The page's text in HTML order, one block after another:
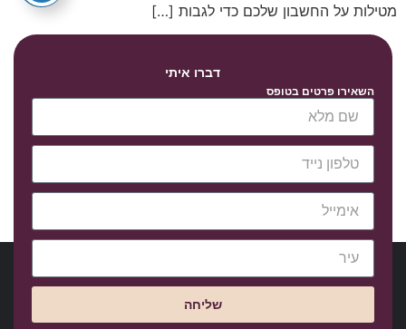
מטילות על החשבון שלכם כדי לגבות […]
דברו איתי
השאירו פרטים בטופס
שליחה